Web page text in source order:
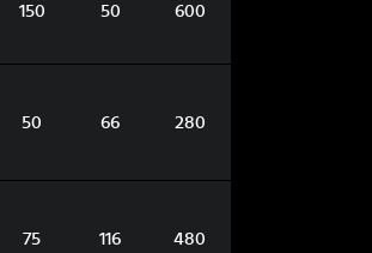
150 50 600
50 66 280
75 116 480